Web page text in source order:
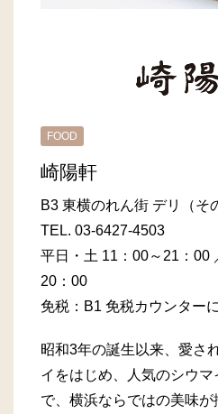
FOOD
崎陽軒
B3 東横のれん街 デリ（そ
TEL. 03-6427-4503
平日・土 11：00～21：00
20：00
免税：B1 免税カウンター
昭和3年の誕生以来、愛さ
イをはじめ、人気のシウマ
で、横浜ならではの美味が